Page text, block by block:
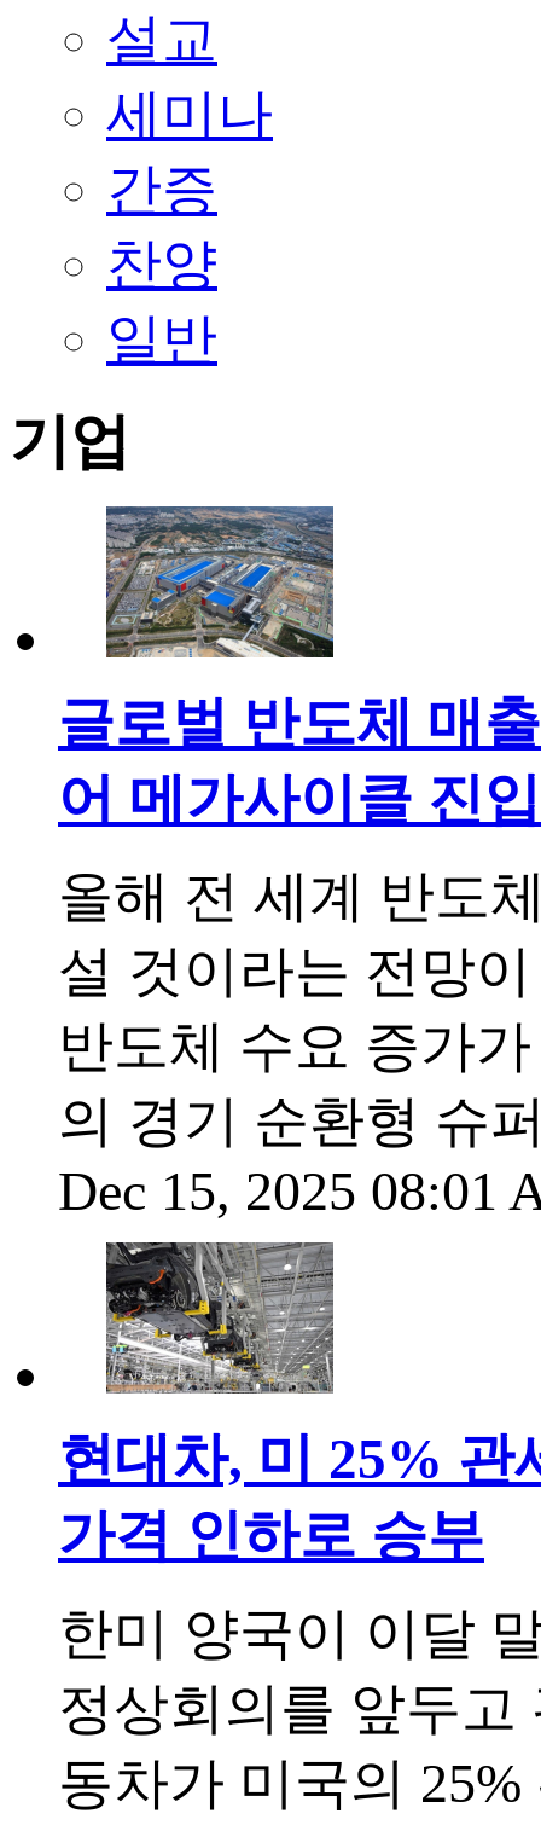
설교
세미나
간증
찬양
일반
기업
글로벌 반도체 매
어 메가사이클 진
올해 전 세계 반도
설 것이라는 전망
반도체 수요 증가
의 경기 순환형 슈
Dec 15, 2025 08:01
현대차, 미 25% 관
가격 인하로 승부
한미 양국이 이달
정상회의를 앞두고
동차가 미국의